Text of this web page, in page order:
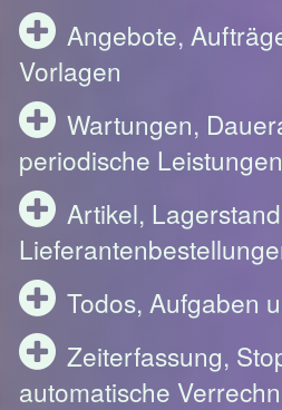
Angebote,
Vorlagen
Wartungen,
periodische Leistungen
Artikel,
Todos, Aufgaben
Zeiterfassung,
automatische